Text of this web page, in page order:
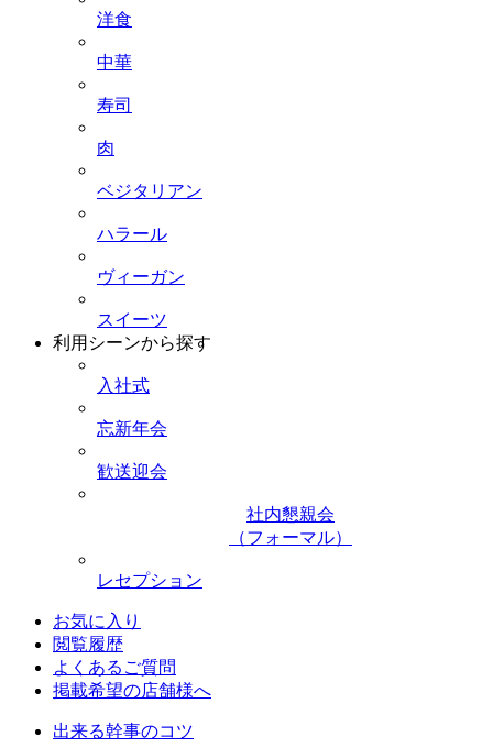
洋食
中華
寿司
肉
ベジタリアン
ハラール
ヴィーガン
スイーツ
利用シーンから探す
入社式
忘新年会
歓送迎会
社内懇親会
（フォーマル）
レセプション
お気に入り
閲覧履歴
よくあるご質問
掲載希望の店舗様へ
出来る幹事のコツ